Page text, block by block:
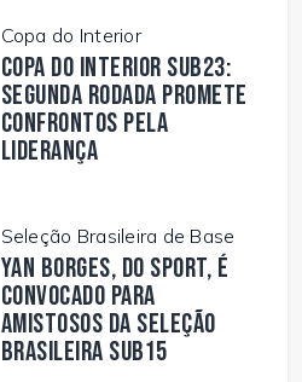
Copa do Interior
Copa do Interior Sub23:
segunda rodada promete
confrontos pela
liderança
Seleção Brasileira de Base
Yan Borges, do Sport, é
convocado para
amistosos da Seleção
Brasileira Sub15